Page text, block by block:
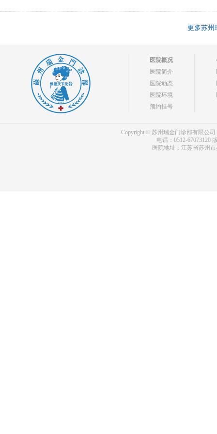
更多苏州
医院概况
医院简介
医院动态
医院环境
预约挂号
Copyright © 苏州瑞金门诊部有限公司
电话：0512-67073120
医院地址：江苏省苏州